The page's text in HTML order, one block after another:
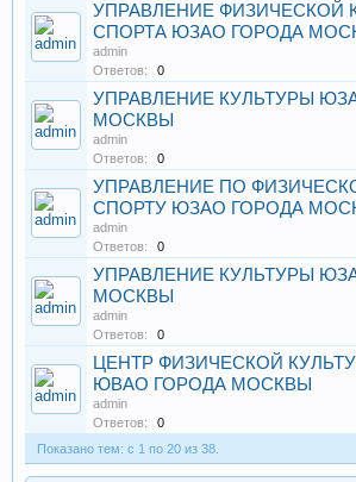
УПРАВЛЕНИЕ ФИЗИЧЕСКОЙ
СПОРТА ЮЗАО ГОРОДА
admin
Ответов:
0
УПРАВЛЕНИЕ КУЛЬТУРЫ
МОСКВЫ
admin
Ответов:
0
УПРАВЛЕНИЕ ПО
СПОРТУ ЮЗАО ГОРОДА
admin
Ответов:
0
УПРАВЛЕНИЕ КУЛЬТУРЫ
МОСКВЫ
admin
Ответов:
0
ЦЕНТР ФИЗИЧЕСКОЙ
ЮВАО ГОРОДА МОСКВЫ
admin
Ответов:
0
Показано тем: с 1 по 20 из 38.